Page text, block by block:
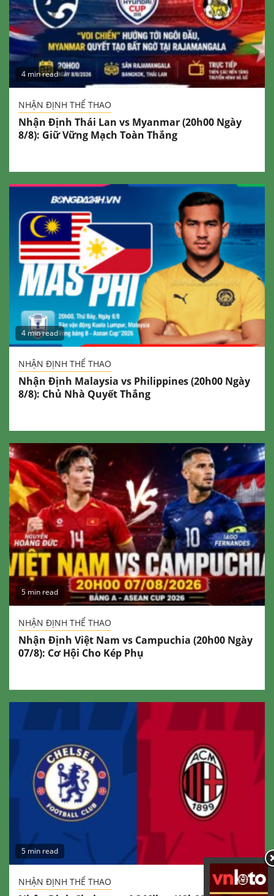
4 min read
NHẬN ĐỊNH THỂ THAO
Nhận Định Thái Lan vs Myanmar (20h00 Ngày
8/8): Giữ Vững Mạch Toàn Thắng
4 min read
NHẬN ĐỊNH THỂ THAO
Nhận Định Malaysia vs Philippines (20h00 Ngày
8/8): Chủ Nhà Quyết Thắng
5 min read
NHẬN ĐỊNH THỂ THAO
Nhận Định Việt Nam vs Campuchia (20h00 Ngày
07/8): Cơ Hội Cho Kép Phụ
5 min read
NHẬN ĐỊNH THỂ THAO